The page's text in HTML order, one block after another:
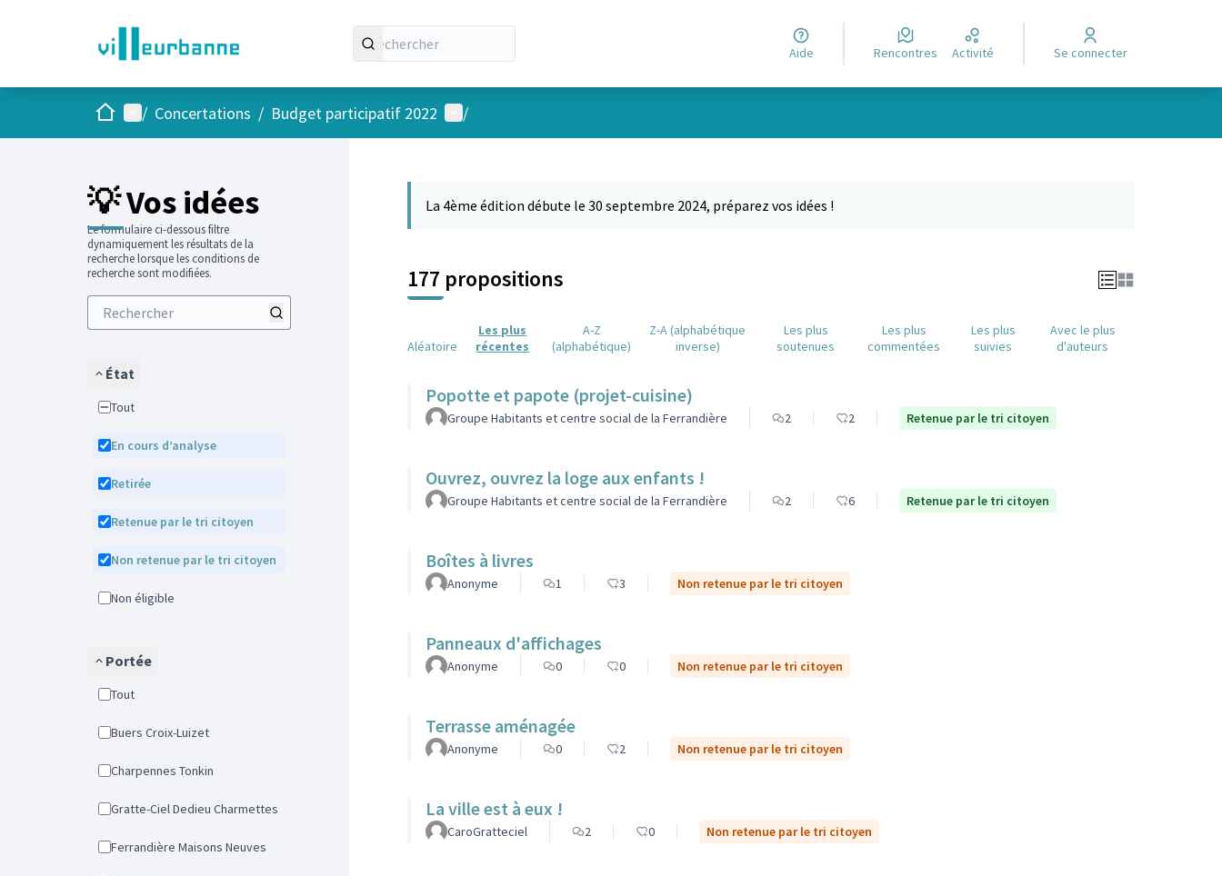
Aide Rencontres Activité Se connecter
AccueilMenu principal
/ Concertations / Budget participatif 2022 Menu utilisateur
/
💡 Vos idées
Le formulaire ci-dessous filtre
dynamiquement les résultats de la
recherche lorsque les conditions de
recherche sont modifiées.
État
Tout
En cours d’analyse
Retirée
Retenue par le tri citoyen
Non retenue par le tri citoyen
Non éligible
Portée
Tout
Buers Croix-Luizet
Charpennes Tonkin
Gratte-Ciel Dedieu Charmettes
Ferrandière Maisons Neuves
La 4ème édition débute le 30 septembre 2024, préparez vos idées !
177 propositions
Aléatoire
Les plus
récentes
A-Z
(alphabétique)
Z-A (alphabétique
inverse)
Les plus
soutenues
Les plus
commentées
Les plus
suivies
Avec le plus
d'auteurs
Popotte et papote (projet-cuisine)
Groupe Habitants et centre social de la Ferrandière 2 2 Retenue par le tri citoyen
Ouvrez, ouvrez la loge aux enfants !
Groupe Habitants et centre social de la Ferrandière 2 6 Retenue par le tri citoyen
Boîtes à livres
Anonyme 1 3 Non retenue par le tri citoyen
Panneaux d'affichages
Anonyme 0 0 Non retenue par le tri citoyen
Terrasse aménagée
Anonyme 0 2 Non retenue par le tri citoyen
La ville est à eux !
CaroGratteciel 2 0 Non retenue par le tri citoyen